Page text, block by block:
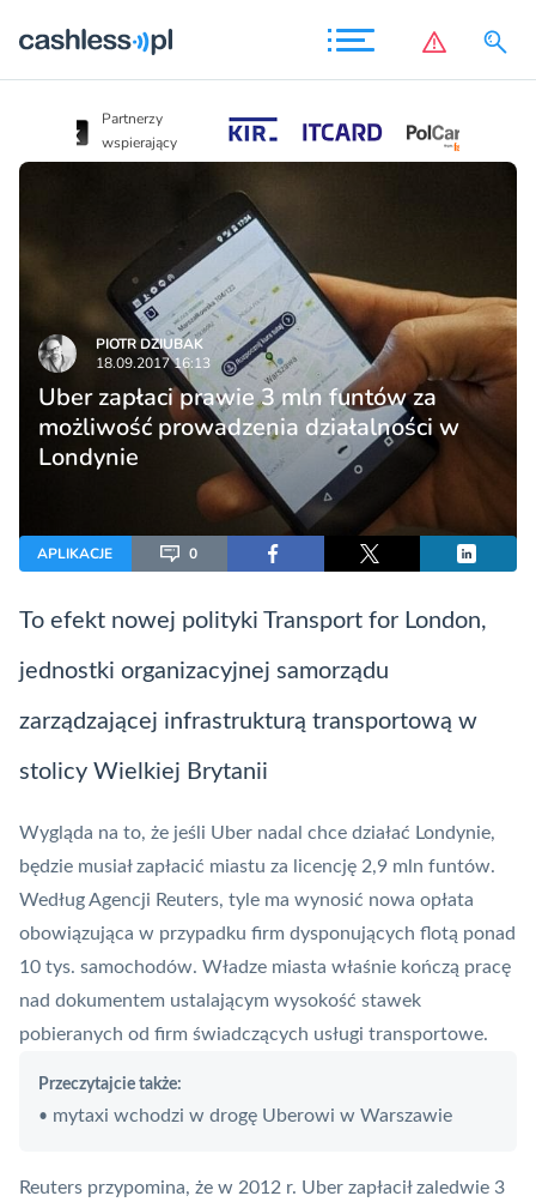
Partnerzy
wspierający
PIOTR DZIUBAK
18.09.2017 16:13
Uber zapłaci prawie 3 mln funtów za
możliwość prowadzenia działalności w
Londynie
APLIKACJE 0
To efekt nowej polityki Transport for London,
jednostki organizacyjnej samorządu
zarządzającej infrastrukturą transportową w
stolicy Wielkiej Brytanii
Wygląda na to, że jeśli Uber nadal chce działać Londynie,
będzie musiał zapłacić miastu za licencję 2,9 mln funtów.
WedługAgencji Reuters, tyle ma wynosić nowa opłata
obowiązująca w przypadku firm dysponujących flotą ponad
10 tys. samochodów. Władze miasta właśnie kończą pracę
nad dokumentem ustalającym wysokość stawek
pobieranych od firm świadczących usługi transportowe.
Przeczytajcie także:
• mytaxi wchodzi w drogę Uberowi w Warszawie
Reuters przypomina, że w 2012 r. Uber zapłacił zaledwie 3